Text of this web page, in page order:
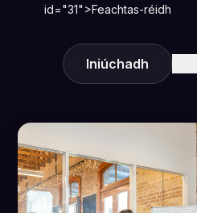
id="31">Feachtas-réidh
Iniúchadh